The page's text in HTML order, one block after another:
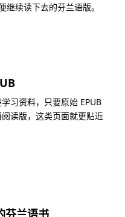
续读下去的芬兰语版。
习资料，只要原始 EPUB
读版，这类页面就更贴近
芬兰语书